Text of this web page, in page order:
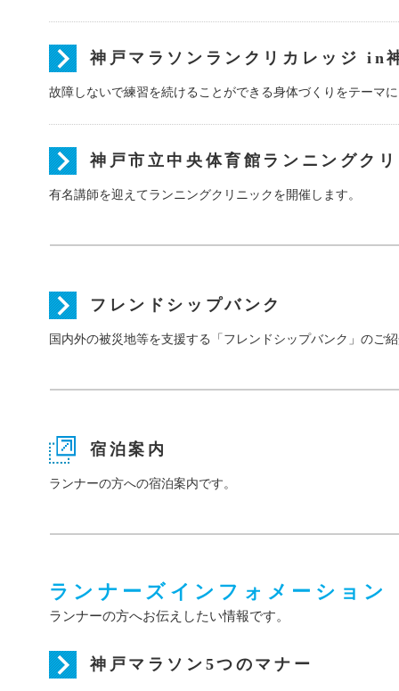
神戸マラソンランクリカレッジ in
故障しないで練習を続けることができる身体づくりをテーマ
神戸市立中央体育館ランニングク
有名講師を迎えてランニングクリニックを開催します。
フレンドシップバンク
国内外の被災地等を支援する「フレンドシップバンク」のご
宿泊案内
ランナーの方への宿泊案内です。
ランナーズインフォメーション
ランナーの方へお伝えしたい情報です。
神戸マラソン5つのマナー